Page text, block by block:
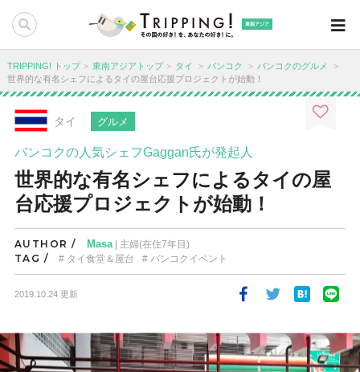
東南アジア
TRIPPING! トップ 東南アジアトップ タイ バンコク
バンコクのグルメ
世界的な有名シェフによるタイの屋台応援プロジェクトが始動！
タイ グルメ
バンコクの人気シェフGaggan氏が発起人
世界的な有名シェフによるタイの屋
台応援プロジェクトが始動！
AUTHOR / Masa| 主婦(在住7年目)
TAG / タイ食堂＆屋台 バンコクイベント
2019.10.24 更新